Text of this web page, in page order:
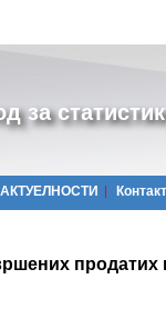
за
АКТУЕЛНОСТИ Контакт
продатих